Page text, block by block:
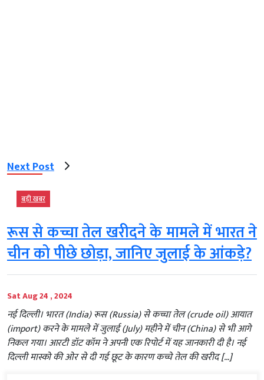
Next Post
बड़ी खबर
रूस से कच्चा तेल खरीदने के मामले में भारत ने
चीन को पीछे छोड़ा, जानिए जुलाई के आंकड़े?
Sat Aug 24 , 2024
नई दिल्ली। भारत (India) रूस (Russia) से कच्चा तेल (crude oil) आयात
(import) करने के मामले में जुलाई (July) महीने में चीन (China) से भी आगे
निकल गया। आरटी डॉट कॉम ने अपनी एक रिपोर्ट में यह जानकारी दी है। नई
दिल्ली मास्को की ओर से दी गई छूट के कारण कच्चे तेल की खरीद […]